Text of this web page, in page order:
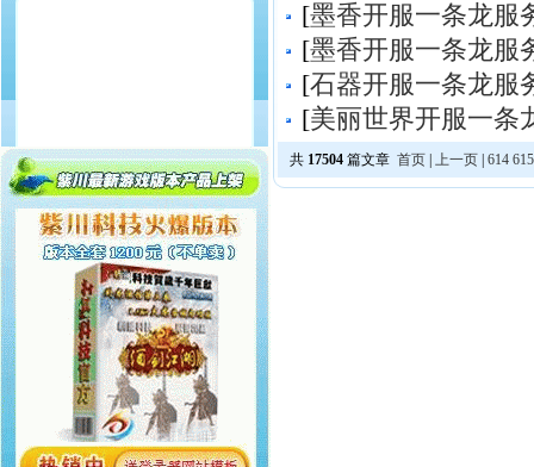
[墨香开服一条龙服
[墨香开服一条龙服
[石器开服一条龙服
[美丽世界开服一条
共 17504 篇文章 首页 上一页 614 615